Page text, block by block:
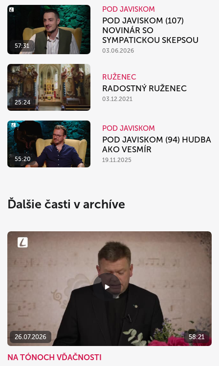
57:31
POD JAVISKOM
POD JAVISKOM (107)
NOVINÁR SO
SYMPATICKOU SKEPSOU
03.06.2026
25:24
RUŽENEC
RADOSTNÝ RUŽENEC
03.12.2021
55:20
POD JAVISKOM
POD JAVISKOM (94) HUDBA
AKO VESMÍR
19.11.2025
Ďalšie časti v archíve
26.07.2026 58:21
NA TÓNOCH VĎAČNOSTI